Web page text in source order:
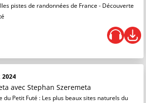
pistes de randonnées de France - Découverte
avec Stephan Szeremeta
du Petit Futé : Les plus beaux sites naturels du